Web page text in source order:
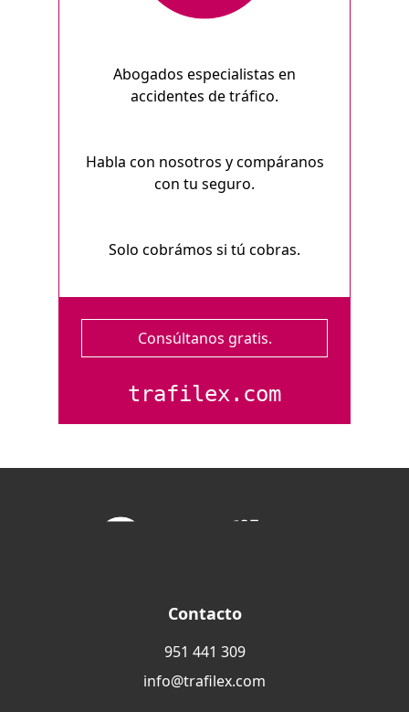
Abogados especialistas en
accidentes de tráfico.
Habla con nosotros y compáranos
con tu seguro.
Solo cobrámos si tú cobras.
Consúltanos gratis.
trafilex.com
Contacto
951 441 309
info@trafilex.com